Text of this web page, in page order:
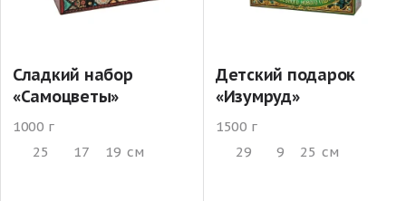
Сладкий набор
«Самоцветы»
1000 г
25
17 19 см
Детский подарок
«Изумруд»
1500 г
29
9 25 см